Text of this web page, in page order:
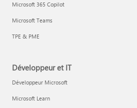
Microsoft 365 Copilot
Microsoft Teams
TPE & PME
Développeur et IT
Développeur Microsoft
Microsoft Learn